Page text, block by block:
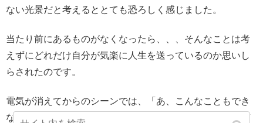
ない光景だと考えるととても恐ろしく感じました。
当たり前にあるものがなくなったら、、、そんなことは考
えずにどれだけ自分が気楽に人生を送っているのか思いし
らされたのです。
電気が消えてからのシーンでは、「あ、こんなこともでき
なくなってしまうのか」「あ、これも難しいのか」と気づ